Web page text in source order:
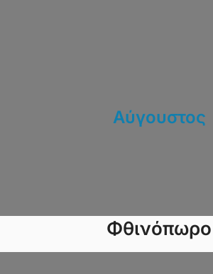
Αύγουστος
Φθινόπωρο